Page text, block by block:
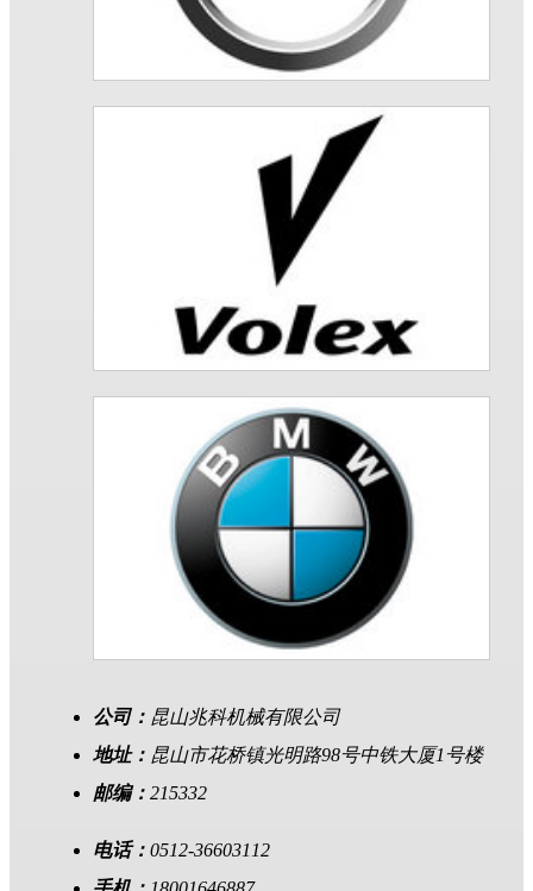
公司： 昆山兆科机械有限公司
地址： 昆山市花桥镇光明路98号中铁大厦1号楼
邮编： 215332
电话： 0512-36603112